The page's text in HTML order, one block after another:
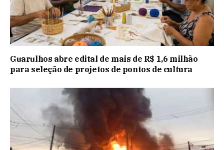
Guarulhos abre edital de mais de R$ 1,6 milhão
para seleção de projetos de pontos de cultura